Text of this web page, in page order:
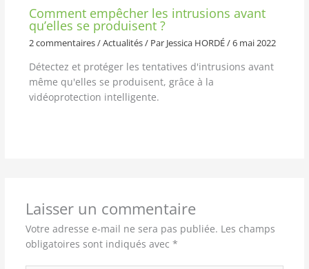
Comment empêcher les intrusions avant
qu’elles se produisent ?
Détectez et protéger les tentatives d'intrusions avant
même qu'elles se produisent, grâce à la
Laisser un commentaire
Votre adresse e-mail ne sera pas publiée.